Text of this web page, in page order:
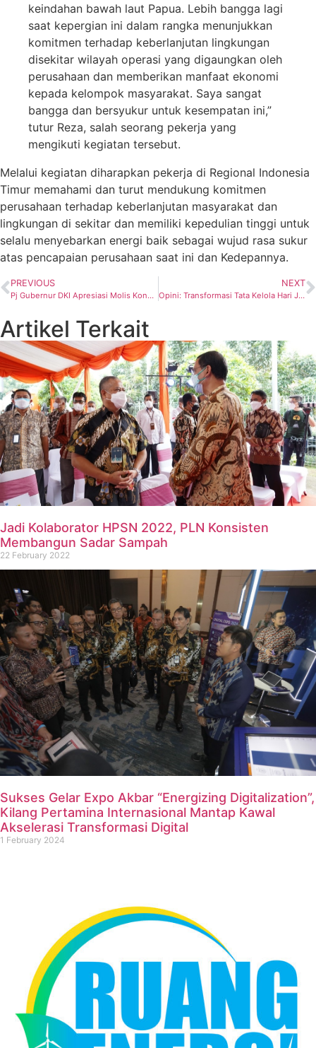
keindahan bawah laut Papua. Lebih bangga lagi
saat kepergian ini dalam rangka menunjukkan
komitmen terhadap keberlanjutan lingkungan
disekitar wilayah operasi yang digaungkan oleh
perusahaan dan memberikan manfaat ekonomi
kepada kelompok masyarakat. Saya sangat
bangga dan bersyukur untuk kesempatan ini,”
tutur Reza, salah seorang pekerja yang
mengikuti kegiatan tersebut.
Melalui kegiatan diharapkan pekerja di Regional Indonesia
Timur memahami dan turut mendukung komitmen
perusahaan terhadap keberlanjutan masyarakat dan
lingkungan di sekitar dan memiliki kepedulian tinggi untuk
selalu menyebarkan energi baik sebagai wujud rasa sukur
atas pencapaian perusahaan saat ini dan Kedepannya.
PREVIOUS
Pj Gubernur DKI Apresiasi Molis Konversi Hasil Kolaborasi PLN dan SMKN 55 Jakarta
NEXT
Opini: Transformasi Tata Kelola Hari Jadi Pertambangan dan Energi 2023
Artikel Terkait
Jadi Kolaborator HPSN 2022, PLN Konsisten
Membangun Sadar Sampah
22 February 2022
Sukses Gelar Expo Akbar “Energizing Digitalization”,
Kilang Pertamina Internasional Mantap Kawal
Akselerasi Transformasi Digital
1 February 2024